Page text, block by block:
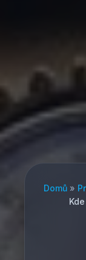
Domů »